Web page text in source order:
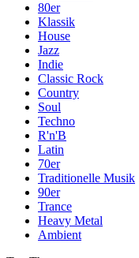
80er
Klassik
House
Jazz
Indie
Classic Rock
Country
Soul
Techno
R'n'B
Latin
70er
Traditionelle Musik
90er
Trance
Heavy Metal
Ambient